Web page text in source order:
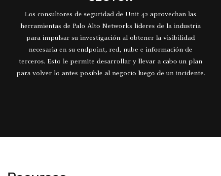
Los consultores de seguridad de Unit 42 aprovechan las
herramientas de Palo Alto Networks líderes de la industria
para impulsar su investigación al obtener la visibilidad
necesaria en su endpoint, red, nube e información de
terceros. Esto le permite desarrollar y llevar a cabo un plan
para volver lo antes posible al negocio luego de un incidente.